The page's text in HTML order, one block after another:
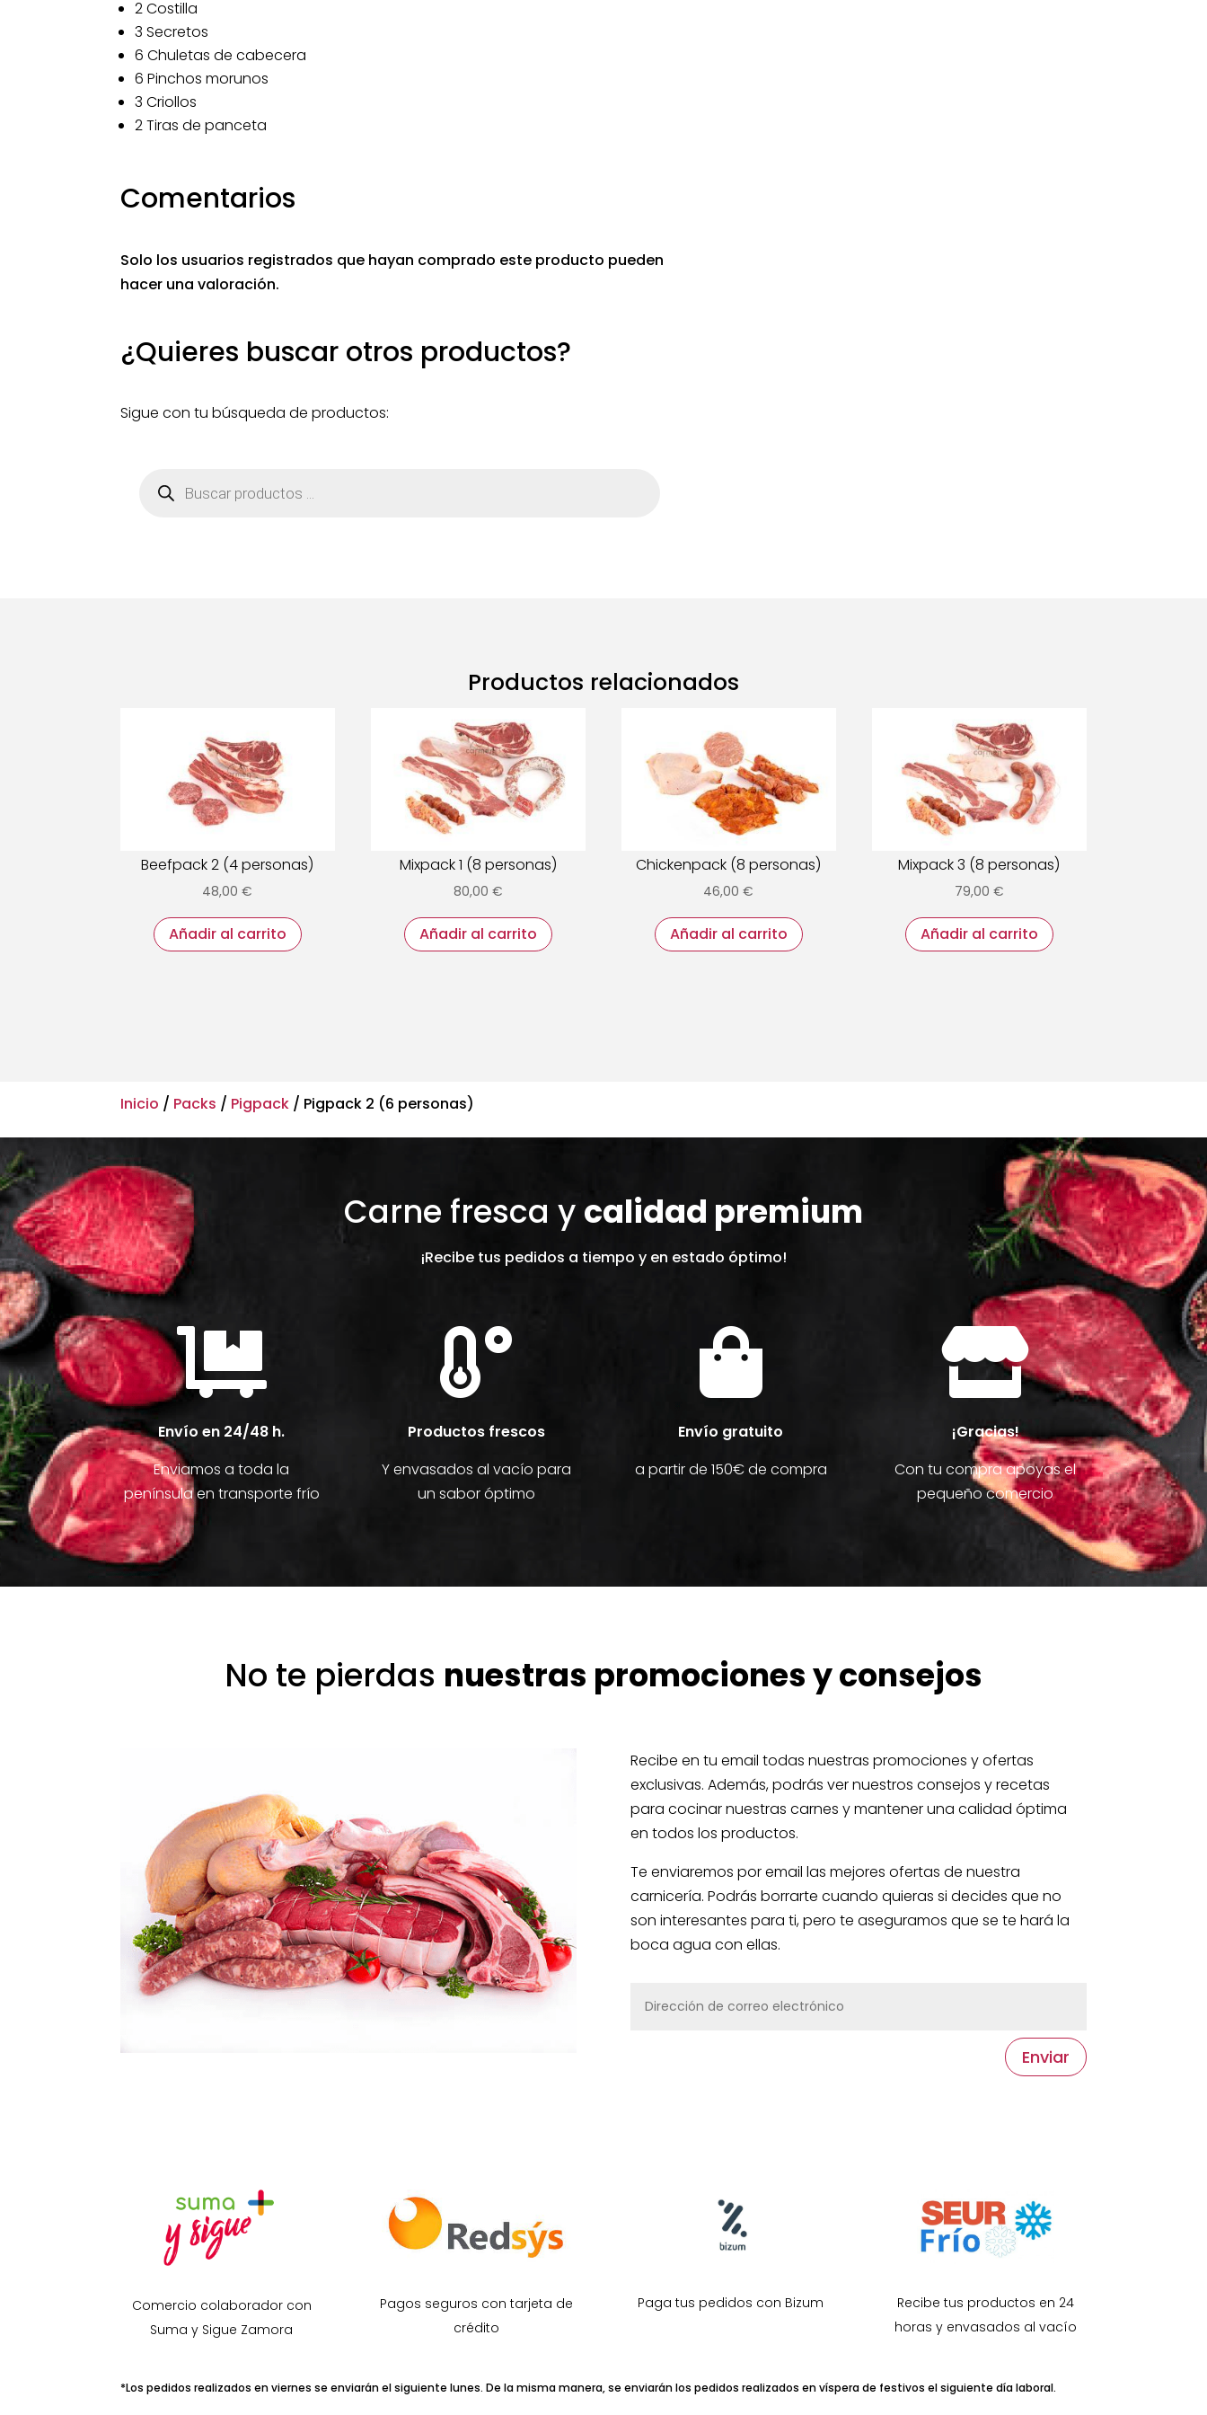
2 Costilla
3 Secretos
6 Chuletas de cabecera
6 Pinchos morunos
3 Criollos
2 Tiras de panceta
Comentarios
Solo los usuarios registrados que hayan comprado este producto pueden
hacer una valoración.
¿Quieres buscar otros productos?
Sigue con tu búsqueda de productos:
productos
Productos relacionados
Beefpack 2 (4 personas)
48,00€
Añadir al carrito
Mixpack 1 (8 personas)
80,00 €
Añadir al carrito
Chickenpack (8 personas)
46,00€
Añadir al carrito
Mixpack 3 (8 personas)
79,00 €
Añadir al carrito
Inicio / Packs / Pigpack / Pigpack 2 (6 personas)
Carne fresca y calidad premium
¡Recibe tus pedidos a tiempo y en estado óptimo!

Envío en 24/48 h.
Enviamos a toda la
península en transporte frío

Productos frescos
Y envasados al vacío para
un sabor óptimo

Envío gratuito
a partir de 150€ de compra

¡Gracias!
Con tu compra apoyas el
pequeño comercio
No te pierdas nuestras promociones y consejos
Recibe en tu email todas nuestras promociones y ofertas
exclusivas. Además, podrás ver nuestros consejos y recetas
para cocinar nuestras carnes y mantener una calidad óptima
en todos los productos.
Te enviaremos por email las mejores ofertas de nuestra
carnicería. Podrás borrarte cuando quieras si decides que no
son interesantes para ti, pero te aseguramos que se te hará la
boca agua con ellas.
Enviar
Comercio colaborador con
Suma y Sigue Zamora
Pagos seguros con tarjeta de
crédito
Paga tus pedidos con Bizum
Recibe tus productos en 24
horas y envasados al vacío
*Los pedidos realizados en viernes se enviarán el siguiente lunes. De la misma manera, se enviarán los pedidos realizados en víspera de festivos el siguiente día laboral.